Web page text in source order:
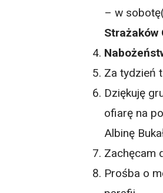
– w
Strażaków
Za tydzień
Dziękuję
ofiarę na
Albinę
Zachęcam
Prośba o